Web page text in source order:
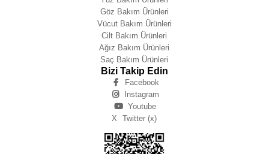
Göz Bakım Ürünleri
Vücut Bakım Ürünleri
Cilt Bakım Ürünleri
Ağız Bakım Ürünleri
Saç Bakım Ürünleri
Bizi Takip Edin
Facebook
Instagram
Youtube
X
Twitter (x)